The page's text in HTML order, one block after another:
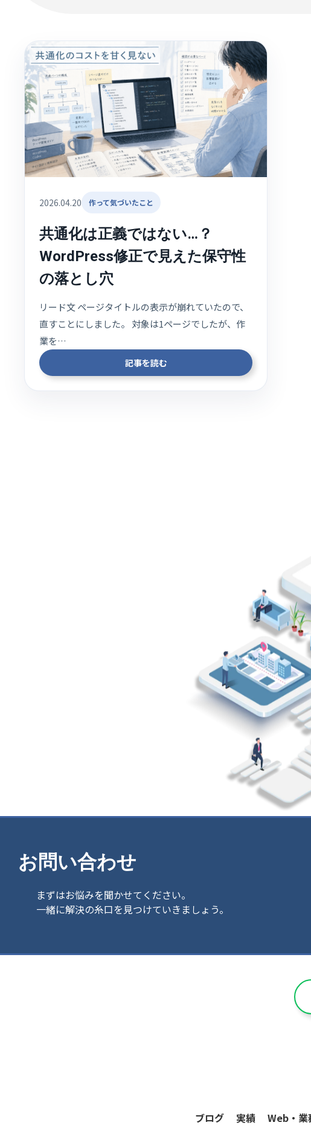
2026.04.20 作って気づいたこと
共通化は正義ではない…？
WordPress修正で見えた保守性
の落とし穴
リード文 ページタイトルの表示が崩れていたので、
直すことにしました。 対象は1ページでしたが、作
業を…
記事を読む
お問い合わせ
まずはお悩みを聞かせてください。
一緒に解決の糸口を見つけていきましょう。
ブログ 実績 Web・業